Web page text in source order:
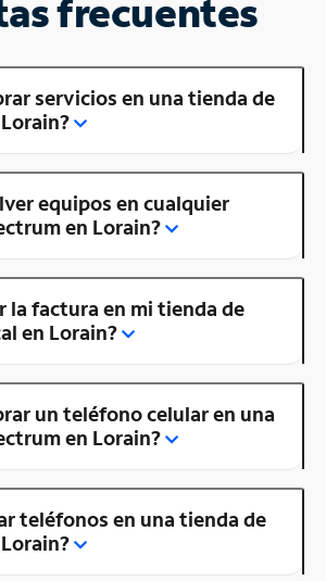
frecuentes
servicios en una tienda de
equipos en cualquier
en Lorain?
la factura en mi tienda de
en Lorain?
un teléfono celular en una
en Lorain?
teléfonos en una tienda de